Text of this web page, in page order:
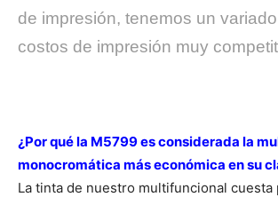
de impresión, tenemos un
costos de impresión muy
¿Por qué la M5799 es considerada la
monocromática más económica en su
La tinta de nuestro multifuncional cuesta